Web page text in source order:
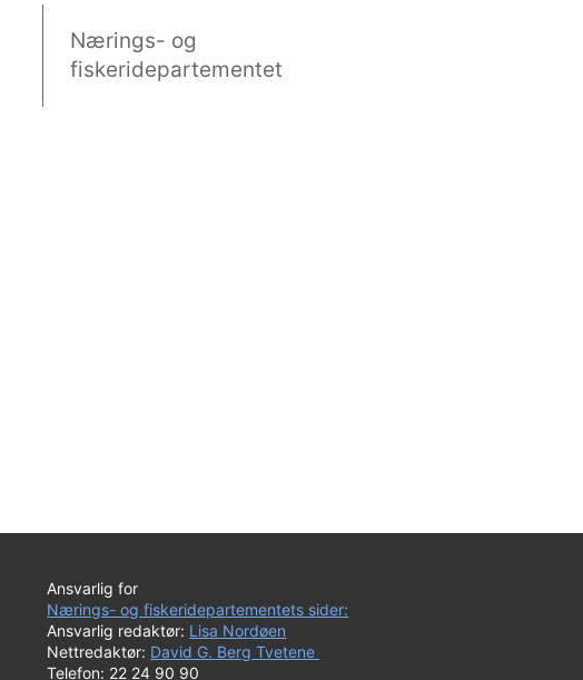
Nærings- og
fiskeridepartementet
Ansvarlig for
Nærings- og fiskeridepartementets sider:
Ansvarlig redaktør: Lisa Nordøen
Nettredaktør: David G. Berg Tvetene
Telefon: 22 24 90 90